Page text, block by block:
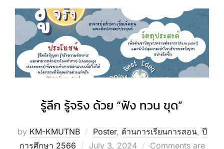
รู้ลึก รู้จริง ด้วย “ฟัง ทวน ขุด”
by KM-KMUTNB Poster, ด้านการเรียนการสอน, ปี
การศึกษา 2566
Posted
July 3, 2024
Comments are